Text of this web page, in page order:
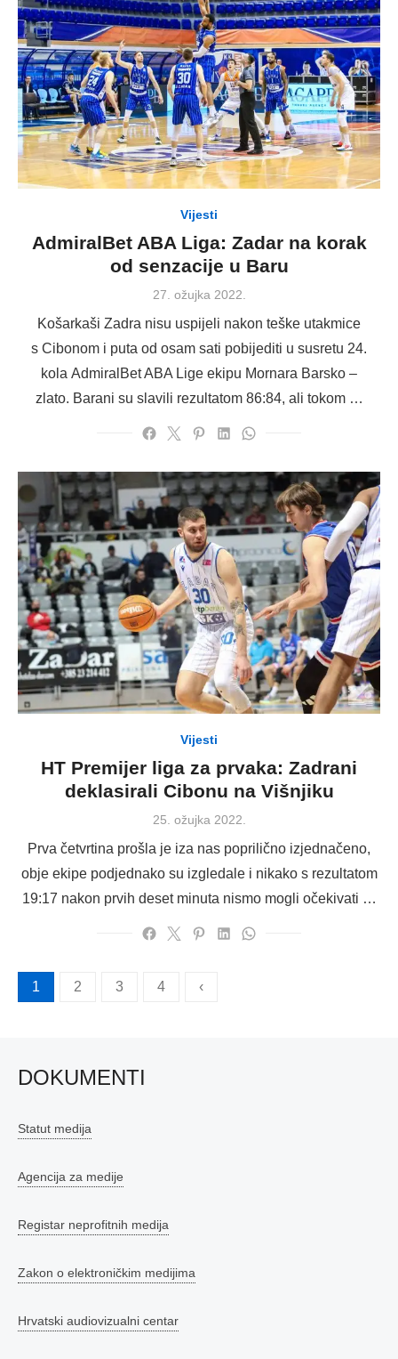
Vijesti
AdmiralBet ABA Liga: Zadar na korak
od senzacije u Baru
Posted
27. ožujka 2022.
Košarkaši Zadra nisu uspijeli nakon teške utakmice
s Cibonom i puta od osam sati pobijediti u susretu 24.
kola AdmiralBet ABA Lige ekipu Mornara Barsko –
zlato. Barani su slavili rezultatom 86:84, ali tokom …
Vijesti
HT Premijer liga za prvaka: Zadrani
deklasirali Cibonu na Višnjiku
Posted
25. ožujka 2022.
Prva četvrtina prošla je iza nas poprilično izjednačeno,
obje ekipe podjednako su izgledale i nikako s rezultatom
19:17 nakon prvih deset minuta nismo mogli očekivati …
Brojevi
1 2 3 4 ‹
DOKUMENTI
Statut medija
Agencija za medije
Registar neprofitnih medija
Zakon o elektroničkim medijima
Hrvatski audiovizualni centar